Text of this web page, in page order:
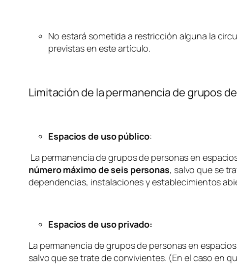
No estará sometida a restricción alguna la
previstas en este artículo.
Limitación de la permanencia de grupos
Espacios de uso público:
La permanencia de grupos de personas en
número máximo de seis personas, salvo que se
dependencias, instalaciones y establecimientos
Espacios de uso privado:
La permanencia de grupos de personas en
salvo que se trate de convivientes. (En el caso en